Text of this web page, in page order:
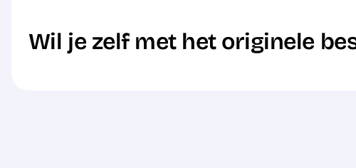
Wil je zelf met het originele